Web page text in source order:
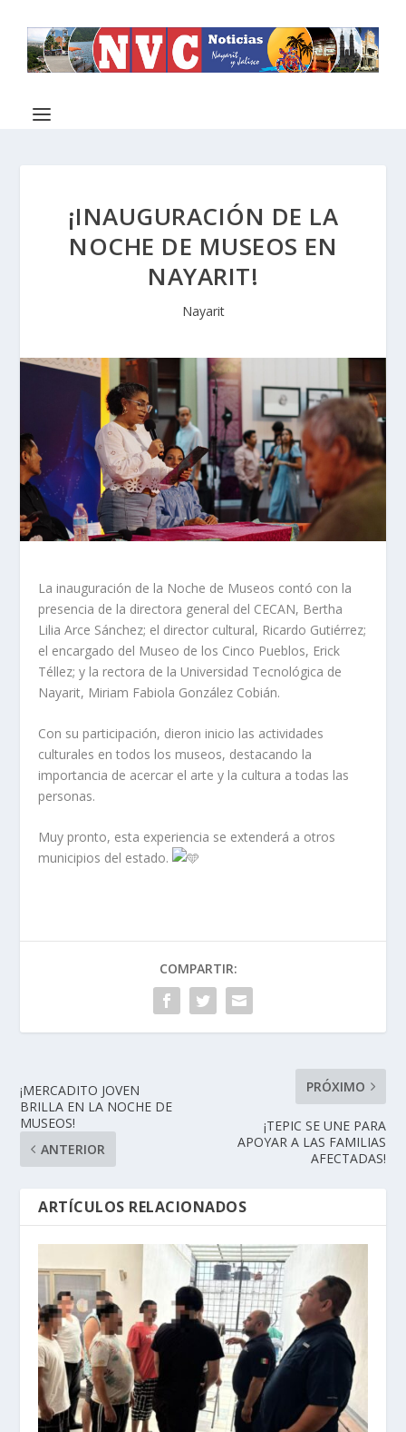
¡INAUGURACIÓN DE LA
NOCHE DE MUSEOS EN
NAYARIT!
Nayarit
La inauguración de la Noche de Museos contó con la
presencia de la directora general del CECAN, Bertha
Lilia Arce Sánchez; el director cultural, Ricardo Gutiérrez;
el encargado del Museo de los Cinco Pueblos, Erick
Téllez; y la rectora de la Universidad Tecnológica de
Nayarit, Miriam Fabiola González Cobián.
Con su participación, dieron inicio las actividades
culturales en todos los museos, destacando la
importancia de acercar el arte y la cultura a todas las
personas.
Muy pronto, esta experiencia se extenderá a otros
municipios del estado.
COMPARTIR:
¡MERCADITO JOVEN
BRILLA EN LA NOCHE DE
MUSEOS!
ANTERIOR
PRÓXIMO
¡TEPIC SE UNE PARA
APOYAR A LAS FAMILIAS
AFECTADAS!
ARTÍCULOS RELACIONADOS